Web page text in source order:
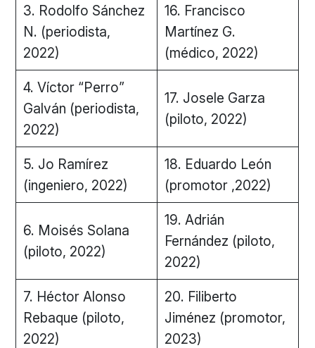
3. Rodolfo Sánchez
N. (periodista,
2022)
16. Francisco
Martínez G.
(médico, 2022)
4. Víctor “Perro”
Galván (periodista,
2022)
17. Josele Garza
(piloto, 2022)
5. Jo Ramírez
(ingeniero, 2022)
18. Eduardo León
(promotor ,2022)
6. Moisés Solana
(piloto, 2022)
19. Adrián
Fernández (piloto,
2022)
7. Héctor Alonso
Rebaque (piloto,
2022)
20. Filiberto
Jiménez (promotor,
2023)